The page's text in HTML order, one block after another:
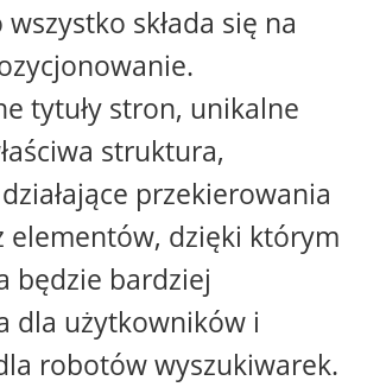
składa się na
tytuły stron, unikalne
struktura,
przekierowania
elementów, dzięki którym
będzie bardziej
dla użytkowników i
robotów wyszukiwarek.